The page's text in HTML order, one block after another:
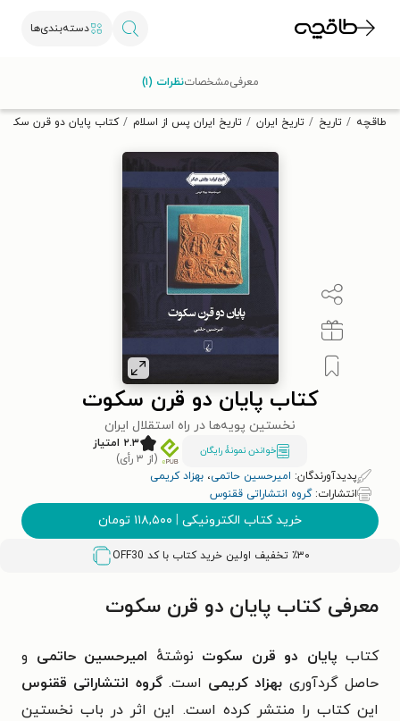
دسته‌بندی‌ها
تخفیف از طاقچه دریافت کن.
طاقچه تاریخ تاریخ ایران تاریخ ایران پس از اسلام کتاب پایان دو قرن
کتاب پایان دو قرن سکوت
نخستین پویه‌ها در راه استقلال ایران
خواندن نمونۀ رایگان
۲.۳ امتیاز
(از ۳ رأی)
پدیدآورندگان: امیرحسین حاتمی، بهزاد کریمی
انتشارات:گروه انتشاراتی ققنوس
خرید کتاب الکترونیکی | ۱۱۸,۵۰۰ تومان
٪۳۰ تخفیف اولین خرید کتاب با کد OFF30
معرفیمشخصاتنظرات (۱)
معرفی کتاب پایان دو قرن سکوت
کتاب پایان دو قرن سکوت نوشتهٔ امیرحسین حاتمی و
حاصل گردآوری بهزاد کریمی است.گروه انتشاراتی ققنوس
این کتاب را منتشر کرده است. این اثر در باب نخستین